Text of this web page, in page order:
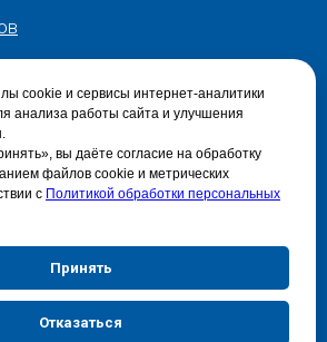
cookie и сервисы интернет-аналитики
анализа работы сайта и улучшения
вы даёте согласие на обработку
файлов cookie и метрических
с Политикой обработки персональных
Принять
Отказаться